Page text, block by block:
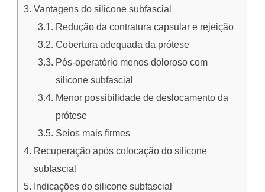
Vantagens do silicone subfascial
Redução da contratura capsular e rejeição
Cobertura adequada da prótese
Pós-operatório menos doloroso com
silicone subfascial
Menor possibilidade de deslocamento da
prótese
Seios mais firmes
Recuperação após colocação do silicone
subfascial
Indicações do silicone subfascial